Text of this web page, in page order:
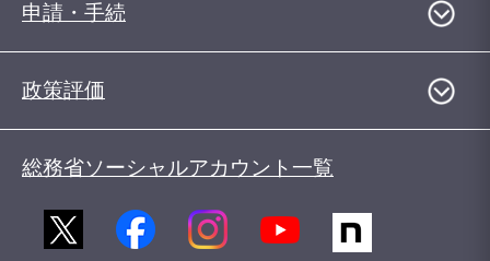
申請・手続
政策評価
総務省ソーシャルアカウント一覧